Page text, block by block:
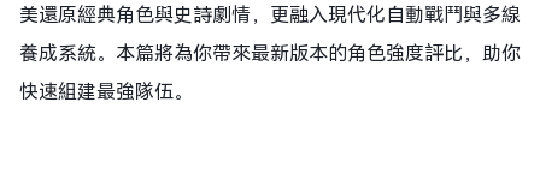
美還原經典角色與史詩劇情，更融入現代化自動戰鬥與多線
養成系統。本篇將為你帶來最新版本的角色強度評比，助你
快速組建最強隊伍。